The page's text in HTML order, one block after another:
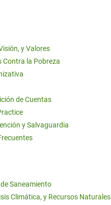
y Valores
Contra la Pobreza
de Cuentas
y Salvaguardia
Saneamiento
Climática, y Recursos Naturales